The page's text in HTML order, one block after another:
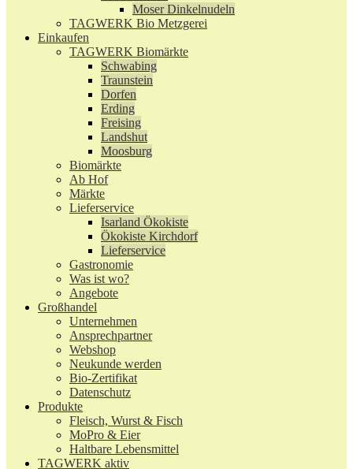
Moser Dinkelnudeln
TAGWERK Bio Metzgerei
Einkaufen
TAGWERK Biomärkte
Schwabing
Traunstein
Dorfen
Erding
Freising
Landshut
Moosburg
Biomärkte
Ab Hof
Märkte
Lieferservice
Isarland Ökokiste
Ökokiste Kirchdorf
Lieferservice
Gastronomie
Was ist wo?
Angebote
Großhandel
Unternehmen
Ansprechpartner
Webshop
Neukunde werden
Bio-Zertifikat
Datenschutz
Produkte
Fleisch, Wurst & Fisch
MoPro & Eier
Haltbare Lebensmittel
TAGWERK aktiv